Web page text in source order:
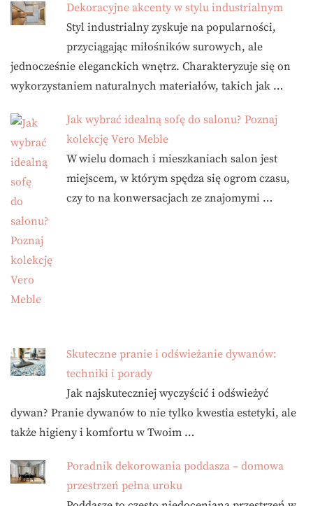
Dekoracyjne akcenty w stylu industrialnym
Styl industrialny zyskuje na popularności,
przyciągając miłośników surowych, ale
jednocześnie eleganckich wnętrz. Charakteryzuje się on
wykorzystaniem naturalnych materiałów, takich jak …
Jak wybrać idealną sofę do salonu? Poznaj
kolekcję Vero Meble
W wielu domach i mieszkaniach salon jest
miejscem, w którym spędza się ogrom czasu,
czy to na konwersacjach ze znajomymi …
Skuteczne pranie i odświeżanie dywanów:
techniki i porady
Jak najskuteczniej wyczyścić i odświeżyć
dywan? Pranie dywanów to nie tylko kwestia estetyki, ale
także higieny i komfortu w Twoim …
Poradnik dekorowania poddasza – domowa
przestrzeń pełna uroku